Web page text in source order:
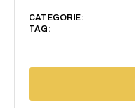
CATEGORIE:
TAG: